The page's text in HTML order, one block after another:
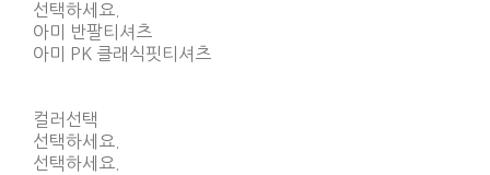
선택하세요.
아미 반팔티셔츠
아미 PK 클래식핏티셔츠
컬러선택
선택하세요.
선택하세요.